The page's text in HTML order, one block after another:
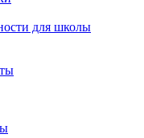
для школы